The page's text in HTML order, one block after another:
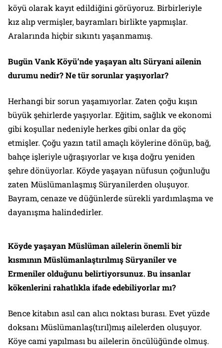
köyü olarak kayıt edildiğini görüyoruz. Birbirleriyle
kız alıp vermişler, bayramları birlikte yapmışlar.
Aralarında hiçbir sıkıntı yaşanmamış.
Bugün Vank Köyü’nde yaşayan altı Süryani ailenin
durumu nedir? Ne tür sorunlar yaşıyorlar?
Herhangi bir sorun yaşamıyorlar. Zaten çoğu kışın
büyük şehirlerde yaşıyorlar. Eğitim, sağlık ve ekonomi
gibi koşullar nedeniyle herkes gibi onlar da göç
etmişler. Çoğu yazın tatil amaçlı köylerine dönüp, bağ,
bahçe işleriyle uğraşıyorlar ve kışa doğru yeniden
şehre dönüyorlar. Köyde yaşayan nüfusun çoğunluğu
zaten Müslümanlaşmış Süryanilerden oluşuyor.
Bayram, cenaze ve düğünlerde sürekli yardımlaşma ve
dayanışma halindedirler.
Köyde yaşayan Müslüman ailelerin önemli bir
kısmının Müslümanlaştırılmış Süryaniler ve
Ermeniler olduğunu belirtiyorsunuz. Bu insanlar
kökenlerini rahatlıkla ifade edebiliyorlar mı?
Bence kitabın asıl can alıcı noktası burası. Evet yüzde
doksanı Müslümanlaş(tırıl)mış ailelerden oluşuyor.
Köye cami yapılması bu ailelerin öncülüğünde olmuş.